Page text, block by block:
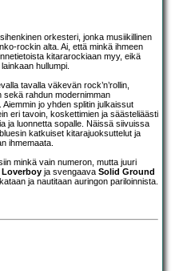
orkesteri, jonka musiikillinen
rockin alta. Ai, että minkä ihmeen
kitararockiaan myy, eikä
hullumpi.
tavalla väkevän rock’n’rollin,
sekä rahdun modernimman
jo yhden splitin julkaissut
eri tavoin, koskettimien ja säästeliäästi
ja luonnetta sopalle. Näissä siivuissa
katkuiset kitarajuoksuttelut ja
ihmemaata.
minkä vain numeron, mutta juuri
Loverboy ja svengaava Solid Ground
ja nautitaan auringon pariloinnista.